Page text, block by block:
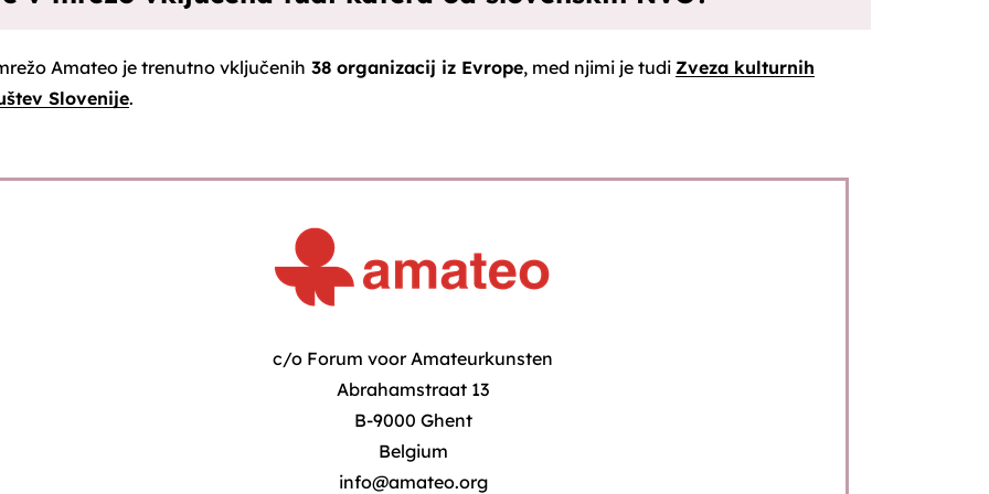
Amateo je trenutno vključenih 38 organizacij iz Evrope, med njimi je tudi Zveza kulturnih
Slovenije.
c/o Forum voor Amateurkunsten
Abrahamstraat 13
B-9000 Ghent
Belgium
info@amateo.org